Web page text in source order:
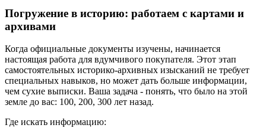
Погружение в историю: работаем с картами и
архивами
Когда официальные документы изучены, начинается
настоящая работа для вдумчивого покупателя. Этот этап
самостоятельных историко-архивных изысканий не требует
специальных навыков, но может дать больше информации,
чем сухие выписки. Ваша задача - понять, что было на этой
земле до вас: 100, 200, 300 лет назад.
Где искать информацию: